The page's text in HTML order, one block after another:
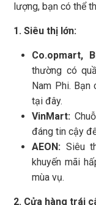
lượng, bạn có thể
1. Siêu thị lớn:
Co.opmart,
thường có
Nam Phi.
tại đây.
VinMart:
đáng tin cậy
AEON: Siêu
khuyến mãi
mùa vụ.
2. Cửa hàng trái